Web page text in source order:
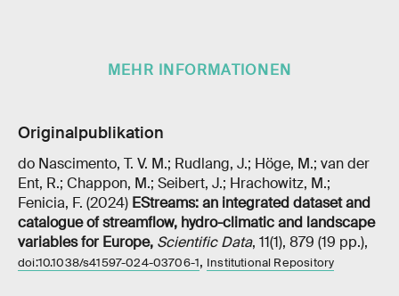
MEHR INFORMATIONEN
Originalpublikation
do Nascimento, T. V. M.; Rudlang, J.; Höge, M.; van der
Ent, R.; Chappon, M.; Seibert, J.; Hrachowitz, M.;
Fenicia, F. (2024) EStreams: an integrated dataset and
catalogue of streamflow, hydro-climatic and landscape
variables for Europe, Scientific Data, 11(1), 879 (19 pp.),
doi:10.1038/s41597-024-03706-1, Institutional Repository